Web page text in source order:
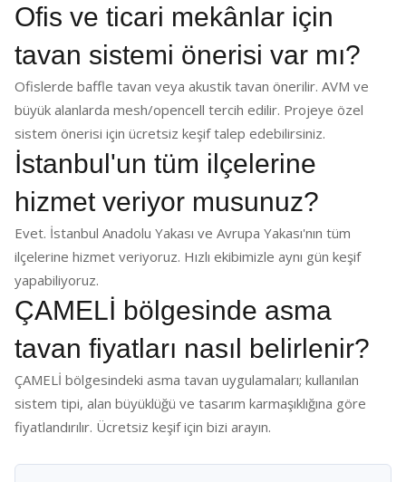
Ofis ve ticari mekânlar için
tavan sistemi önerisi var mı?
Ofislerde baffle tavan veya akustik tavan önerilir. AVM ve
büyük alanlarda mesh/opencell tercih edilir. Projeye özel
sistem önerisi için ücretsiz keşif talep edebilirsiniz.
İstanbul'un tüm ilçelerine
hizmet veriyor musunuz?
Evet. İstanbul Anadolu Yakası ve Avrupa Yakası'nın tüm
ilçelerine hizmet veriyoruz. Hızlı ekibimizle aynı gün keşif
yapabiliyoruz.
ÇAMELİ bölgesinde asma
tavan fiyatları nasıl belirlenir?
ÇAMELİ bölgesindeki asma tavan uygulamaları; kullanılan
sistem tipi, alan büyüklüğü ve tasarım karmaşıklığına göre
fiyatlandırılır. Ücretsiz keşif için bizi arayın.